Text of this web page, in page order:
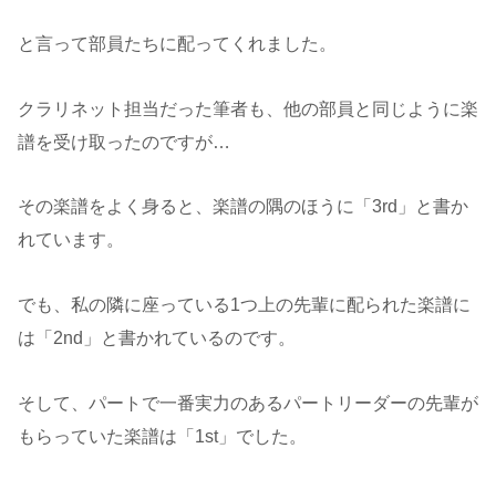
と言って部員たちに配ってくれました。
クラリネット担当だった筆者も、他の部員と同じように楽
譜を受け取ったのですが…
その楽譜をよく身ると、楽譜の隅のほうに「3rd」と書か
れています。
でも、私の隣に座っている1つ上の先輩に配られた楽譜に
は「2nd」と書かれているのです。
そして、パートで一番実力のあるパートリーダーの先輩が
もらっていた楽譜は「1st」でした。